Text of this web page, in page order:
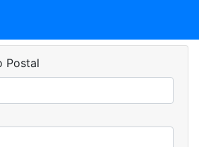
Postal